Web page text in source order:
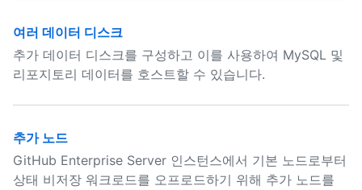
여러 데이터 디스크
추가 데이터 디스크를 구성하고 이를 사용하여 MySQL 및
리포지토리 데이터를 호스트할 수 있습니다.
추가 노드
GitHub Enterprise Server 인스턴스에서 기본 노드로부터
상태 비저장 워크로드를 오프로드하기 위해 추가 노드를